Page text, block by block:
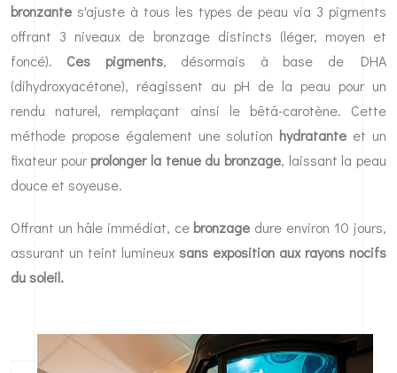
bronzante s'ajuste à tous les types de peau via 3 pigments
offrant 3 niveaux de bronzage distincts (léger, moyen et
foncé). Ces pigments, désormais à base de DHA
(dihydroxyacétone), réagissent au pH de la peau pour un
rendu naturel, remplaçant ainsi le bêtâ-carotène. Cette
méthode propose également une solution hydratante et un
fixateur pourprolonger la tenue du bronzage, laissant la peau
douce et soyeuse.
Offrant un hâle immédiat, ce bronzage dure environ 10 jours,
assurant un teint lumineux sans exposition aux rayons nocifs
du soleil.